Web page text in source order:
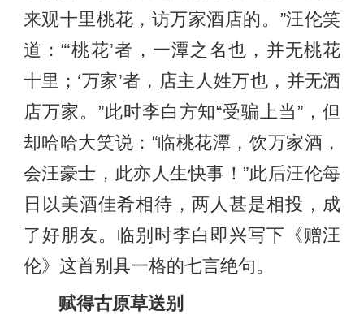
来观十里桃花，访万家酒店的。”汪伦笑
道：“‘桃花’者，一潭之名也，并无桃花
十里；‘万家’者，店主人姓万也，并无酒
店万家。”此时李白方知“受骗上当”，但
却哈哈大笑说：“临桃花潭，饮万家酒，
会汪豪士，此亦人生快事！”此后汪伦每
日以美酒佳肴相待，两人甚是相投，成
了好朋友。临别时李白即兴写下《赠汪
伦》这首别具一格的七言绝句。
赋得古原草送别